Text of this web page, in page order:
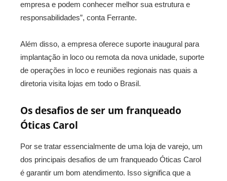
empresa e podem conhecer melhor sua estrutura e
responsabilidades”, conta Ferrante.
Além disso, a empresa oferece suporte inaugural para
implantação in loco ou remota da nova unidade, suporte
de operações in loco e reuniões regionais nas quais a
diretoria visita lojas em todo o Brasil.
Os desafios de ser um franqueado
Óticas Carol
Por se tratar essencialmente de uma loja de varejo, um
dos principais desafios de um franqueado Óticas Carol
é garantir um bom atendimento. Isso significa que a